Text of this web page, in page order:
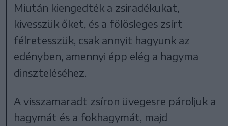
Miután kiengedték a zsiradékukat,
kivesszük őket, és a fölösleges zsírt
félretesszük, csak annyit hagyunk az
edényben, amennyi épp elég a hagyma
dinszteléséhez.
A visszamaradt zsíron üvegesre pároljuk a
hagymát és a fokhagymát, majd